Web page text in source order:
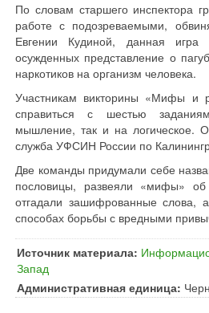
По словам старшего инспектора
работе с подозреваемыми,
Евгении Кудиной, данная игра
осужденных представление о
наркотиков на организм человека.
Участникам викторины «Мифы и
справиться с шестью
мышление, так и на логическое.
служба УФСИН России по
Две команды придумали себе
пословицы, развеяли «мифы» об
отгадали зашифрованные слова,
способах борьбы с вредными
Источник материала:
Запад
Административная единица: